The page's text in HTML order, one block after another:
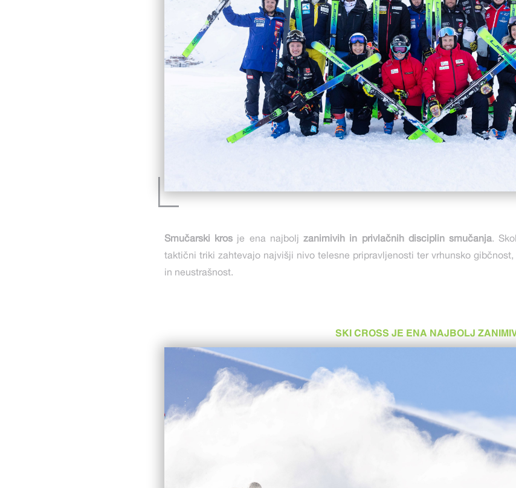
Smučarski kros je ena najboljzanimivih in privlačnih disciplin smučanja.
taktični triki zahtevajo najvišji nivo telesne pripravljenosti ter vrhunsko
in neustrašnost.
SKI CROSS JE ENA NAJBOLJ